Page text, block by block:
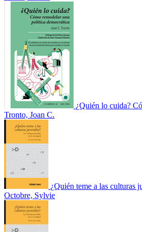
¿Quién lo cuida?
Tronto, Joan C.
¿Quién teme a las culturas
Octobre, Sylvie